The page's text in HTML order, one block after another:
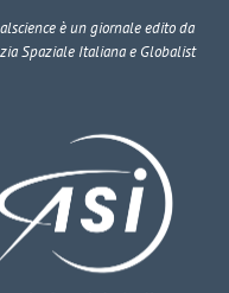
è un giornale edito da
Spaziale Italiana e Globalist